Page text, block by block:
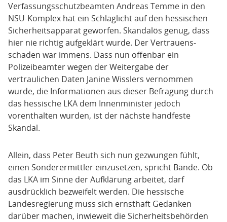
Verfassungsschutzbeamten Andreas Temme in den
NSU-Komplex hat ein Schlaglicht auf den hessischen
Sicherheitsapparat geworfen. Skandalös genug, dass
hier nie richtig aufgeklärt wurde. Der Vertrauens-
schaden war immens. Dass nun offenbar ein
Polizeibeamter wegen der Weitergabe der
vertraulichen Daten Janine Wisslers vernommen
wurde, die Informationen aus dieser Befragung durch
das hessische LKA dem Innenminister jedoch
vorenthalten wurden, ist der nächste handfeste
Skandal.
Allein, dass Peter Beuth sich nun gezwungen fühlt,
einen Sonderermittler einzusetzen, spricht Bände. Ob
das LKA im Sinne der Aufklärung arbeitet, darf
ausdrücklich bezweifelt werden. Die hessische
Landesregierung muss sich ernsthaft Gedanken
darüber machen, inwieweit die Sicherheitsbehörden